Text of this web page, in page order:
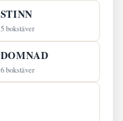
STINN
5 bokstäver
DOMNAD
6 bokstäver